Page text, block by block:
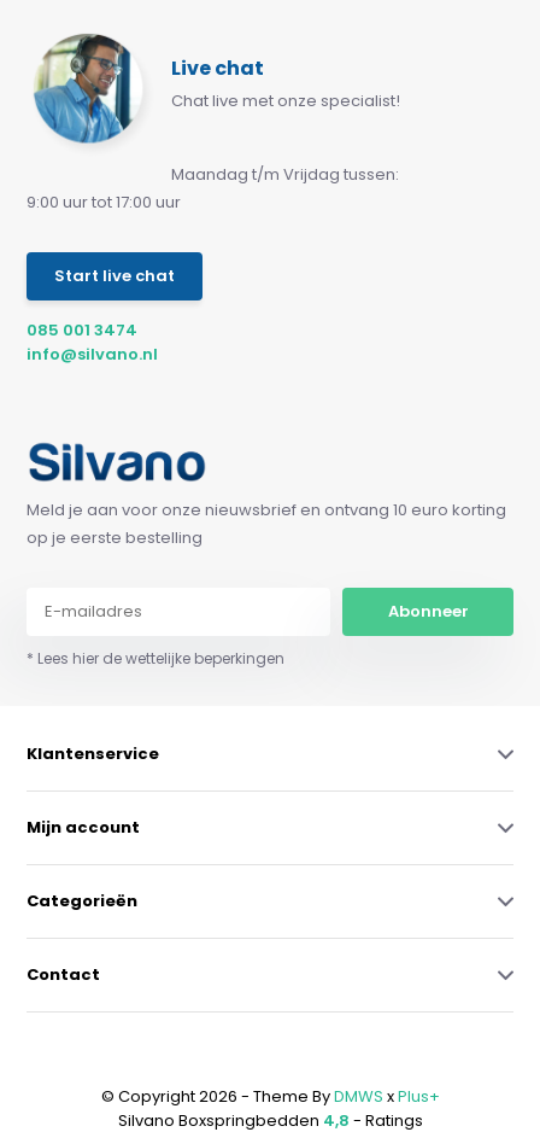
Live chat
Chat live met onze specialist!
Maandag t/m Vrijdag tussen:
9:00 uur tot 17:00 uur
Start live chat
085 001 3474
info@silvano.nl
Meld je aan voor onze nieuwsbrief en ontvang 10 euro korting
op je eerste bestelling
Abonneer
* Lees hier de wettelijke beperkingen
Klantenservice
Mijn account
Categorieën
Contact
© Copyright 2026 - Theme ByDMWS xPlus+
Silvano Boxspringbedden 4,8 - Ratings